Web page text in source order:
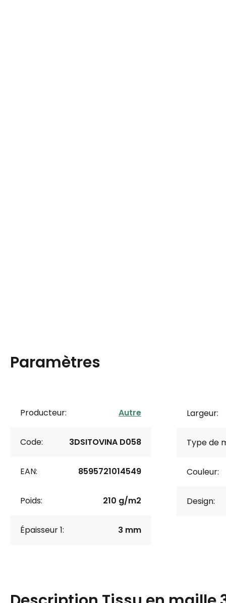
Paramètres
Producteur: Autre
Code: 3DSITOVINA D058
EAN: 8595721014549
Poids: 210 g/m2
Épaisseur 1: 3 mm
Largeur:
Type de
Couleur:
Design: